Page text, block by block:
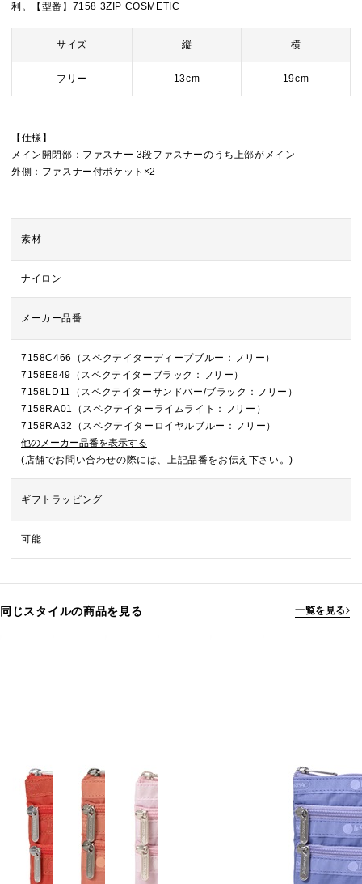
利。【型番】7158 3ZIP COSMETIC
サイズ 縦 横
フリー 13cm 19cm
【仕様】
メイン開閉部：ファスナー 3段ファスナーのうち上部がメイン
外側：ファスナー付ポケット×2
素材
ナイロン
メーカー品番
7158C466（スペクテイターディープブルー：フリー）
7158E849（スペクテイターブラック：フリー）
7158LD11（スペクテイターサンドバー/ブラック：フリー）
7158RA01（スペクテイターライムライト：フリー）
7158RA32（スペクテイターロイヤルブルー：フリー）
他のメーカー品番を表示する
(店舗でお問い合わせの際には、上記品番をお伝え下さい。)
ギフトラッピング
可能
同じスタイルの商品を見る 一覧を見る